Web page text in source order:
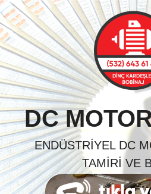
Skip
to
content
DC
ENDÜSTRIYEL DC
TAMIRI VE